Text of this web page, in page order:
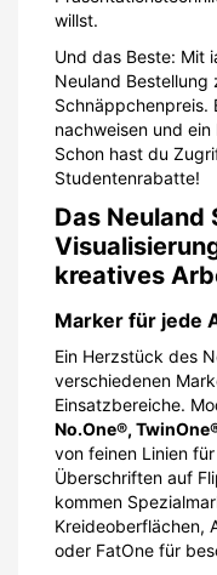
willst.
Und das Beste: Mit
Neuland
Schnäppchenpreis.
nachweisen und
Schon hast du
Studentenrabatte!
Das Neuland
kreatives
Marker für jede
Ein Herzstück des
verschiedenen
Einsatzbereiche.
No.One®,
von feinen Linien
Überschriften auf
kommen
Kreideoberflächen,
oder FatOne für